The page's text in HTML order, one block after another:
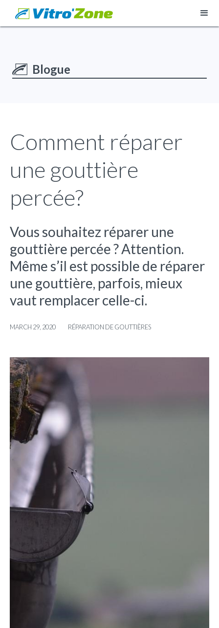
Blogue
Comment réparer
une gouttière
percée?
Vous souhaitez réparer une
gouttière percée ? Attention.
Même s’il est possible de réparer
une gouttière, parfois, mieux
vaut remplacer celle-ci.
MARCH 29, 2020 RÉPARATION DE GOUTTIÈRES